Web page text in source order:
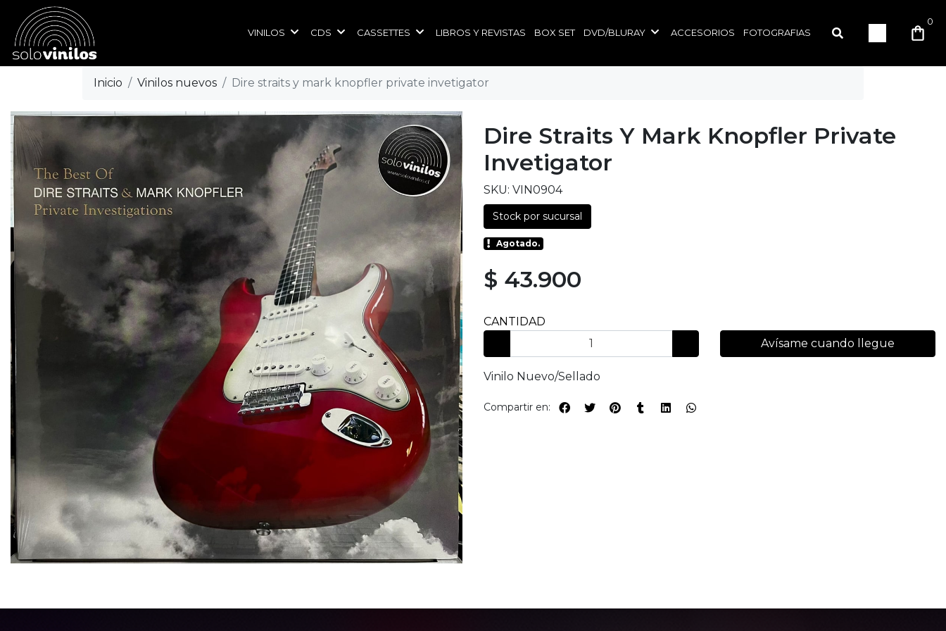
VINILOS CDS CASSETTES LIBROS Y REVISTAS BOX SET DVD/BLURAY ACCESORIOS FOTOGRAFIAS
0
Inicio Vinilos nuevos Dire straits y mark knopfler private invetigator
Dire Straits Y Mark Knopfler Private
Invetigator
SKU: VIN0904
Stock por sucursal
Agotado.
$ 43.900
CANTIDAD
Avísame cuando llegue
Vinilo Nuevo/Sellado
Compartir en: